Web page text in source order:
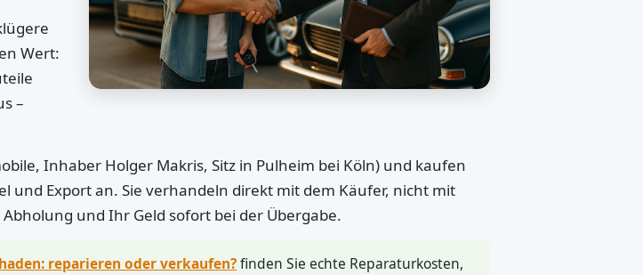
Wert:
–
Inhaber Holger Makris, Sitz in Pulheim bei Köln) und kaufen
und Export an. Sie verhandeln direkt mit dem Käufer, nicht mit
und Ihr Geld sofort bei der Übergabe.
reparieren oder verkaufen?finden Sie echte Reparaturkosten,